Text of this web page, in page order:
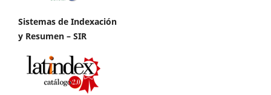
Sistemas de Indexación
y Resumen – SIR